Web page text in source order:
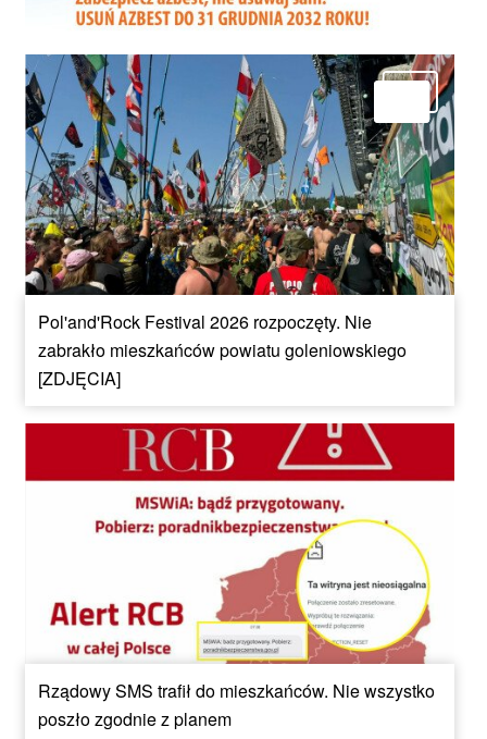
Pol'and'Rock Festival 2026 rozpoczęty. Nie
zabrakło mieszkańców powiatu goleniowskiego
[ZDJĘCIA]
Rządowy SMS trafił do mieszkańców. Nie wszystko
poszło zgodnie z planem